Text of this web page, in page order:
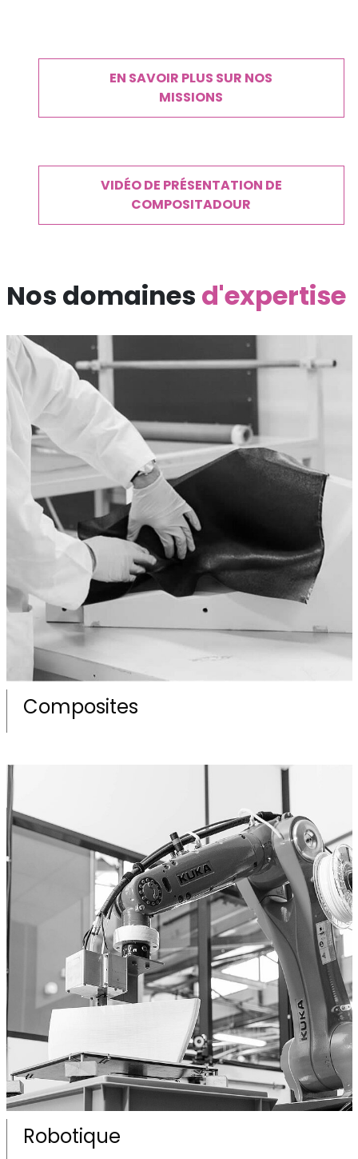
EN SAVOIR PLUS SUR NOS
MISSIONS
VIDÉO DE PRÉSENTATION DE
COMPOSITADOUR
Nos domaines d'expertise
Composites
Robotique